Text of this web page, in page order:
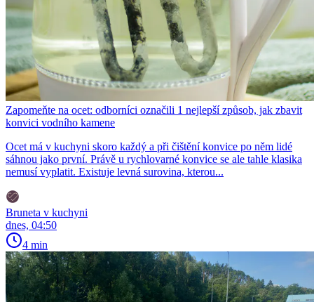
Zapomeňte na ocet: odborníci označili 1 nejlepší způsob, jak zbavit
konvici vodního kamene
Ocet má v kuchyni skoro každý a při čištění konvice po něm lidé
sáhnou jako první. Právě u rychlovarné konvice se ale tahle klasika
nemusí vyplatit. Existuje levná surovina, kterou...
Bruneta v kuchyni
dnes, 04:50
4 min